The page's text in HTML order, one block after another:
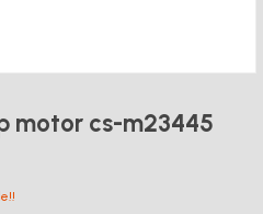
motor cs-m23445